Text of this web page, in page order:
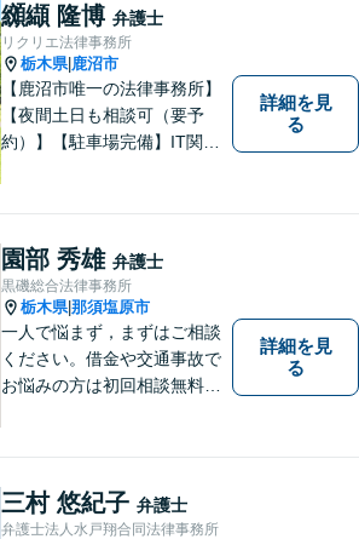
纐纈 隆博 弁護士
リクリエ法律事務所
栃木県| 鹿沼市
【鹿沼市唯一の法律事務所】
【夜間土日も相談可（要予
約）】【駐車場完備】IT関連
ております。お気軽にお問合
せ下さい。
詳細を見
る
園部 秀雄 弁護士
黒磯総合法律事務所
栃木県|那須塩原市
一人で悩まず，まずはご相談
ください。借金や交通事故で
お悩みの方は初回相談無料で
詳細を見
る
三村 悠紀子 弁護士
弁護士法人水戸翔合同法律事務所